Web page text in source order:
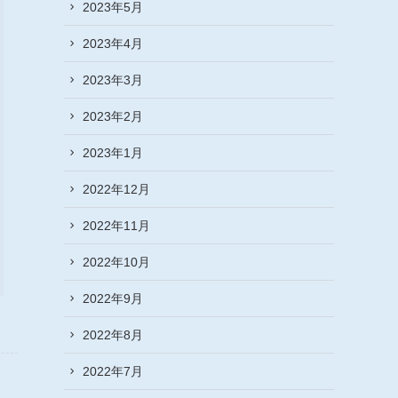
2023年5月
2023年4月
2023年3月
2023年2月
2023年1月
2022年12月
2022年11月
2022年10月
2022年9月
2022年8月
2022年7月